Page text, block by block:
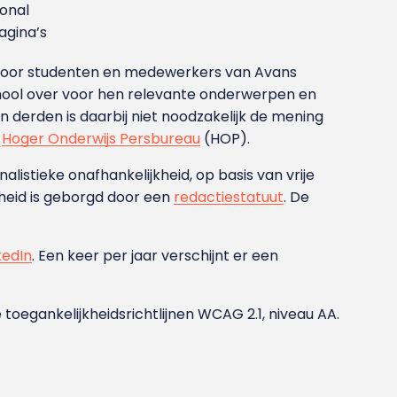
studenten en medewerkers van Avans
over voor hen relevante onderwerpen en
is daarbij niet noodzakelijk de mening
Hoger Onderwijs Persbureau (HOP).
onafhankelijkheid, op basis van vrije
is geborgd door een redactiestatuut. De
. Een keer per jaar verschijnt er een
WCAG 2.1, niveau AA.